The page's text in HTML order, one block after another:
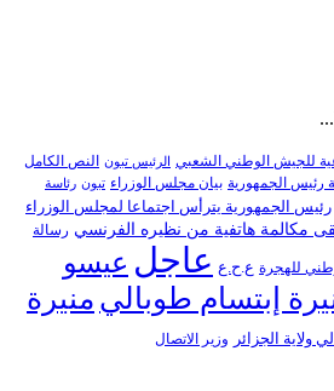
للجيش الوطني الشعبي الرئيس تبون النص الكامل
رئيس الجمهورية بيان مجلس الوزراء تبون رئاسة
رئيس الجمهورية يترأس اجتماعا لمجلس الوزراء
مكالمة هاتفية من نظيره الفرنسي رسالة
للهجرة ع.ح.ع عاجل عيسو
إبتسام طوبالي منيرة
ولاية الجزائر وزير الاتصال